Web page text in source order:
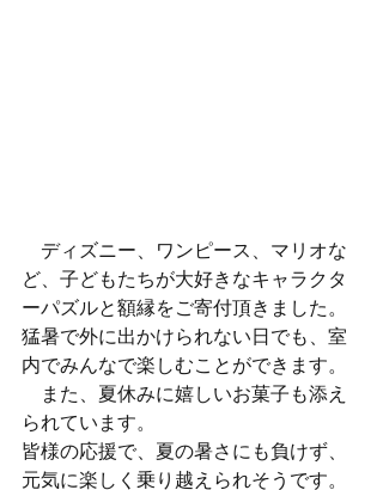
ディズニー、ワンピース、マリオな
ど、子どもたちが大好きなキャラクタ
ーパズルと額縁をご寄付頂きました。
猛暑で外に出かけられない日でも、室
内でみんなで楽しむことができます。
また、夏休みに嬉しいお菓子も添え
られています。
皆様の応援で、夏の暑さにも負けず、
元気に楽しく乗り越えられそうです。